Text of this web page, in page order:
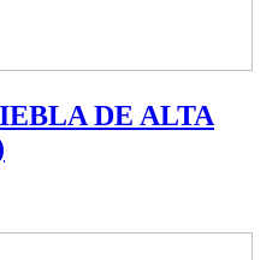
DE ALTA